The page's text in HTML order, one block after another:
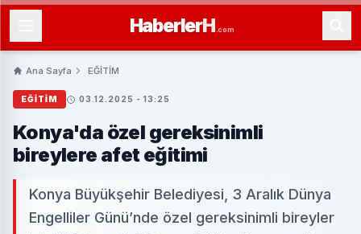
HaberlerH .com
Ana Sayfa EĞİTİM
EĞİTİM 03.12.2025 - 13:25
Konya'da özel gereksinimli
bireylere afet eğitimi
Konya Büyükşehir Belediyesi, 3 Aralık Dünya
Engelliler Günü’nde özel gereksinimli bireyler